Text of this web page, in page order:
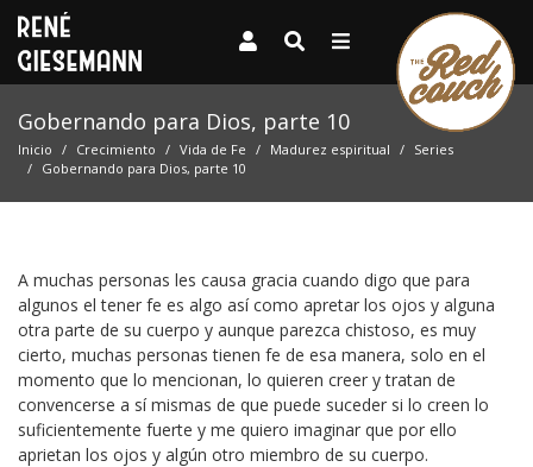
Gobernando para Dios, parte 10
Inicio Crecimiento Vida de Fe Madurez espiritual
Series
Gobernando para Dios, parte 10
A muchas personas les causa gracia cuando digo que para
algunos el tener fe es algo así como apretar los ojos y alguna
otra parte de su cuerpo y aunque parezca chistoso, es muy
cierto, muchas personas tienen fe de esa manera, solo en el
momento que lo mencionan, lo quieren creer y tratan de
convencerse a sí mismas de que puede suceder si lo creen lo
suficientemente fuerte y me quiero imaginar que por ello
aprietan los ojos y algún otro miembro de su cuerpo.